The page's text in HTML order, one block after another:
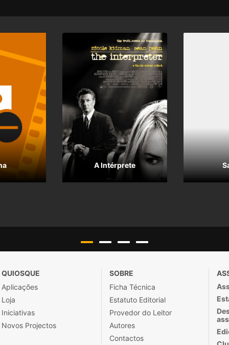
A Intérprete
QUIOSQUE
Aplicações
Loja
Iniciativas
Novos Projectos
SOBRE
Ficha Técnica
Estatuto Editorial
Provedor do Leitor
Autores
Contactos